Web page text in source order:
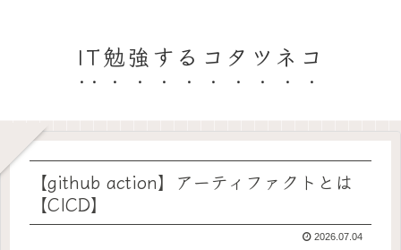
IT勉強するコタツネコ
【github action】アーティファクトとは
【CICD】
2026.07.04